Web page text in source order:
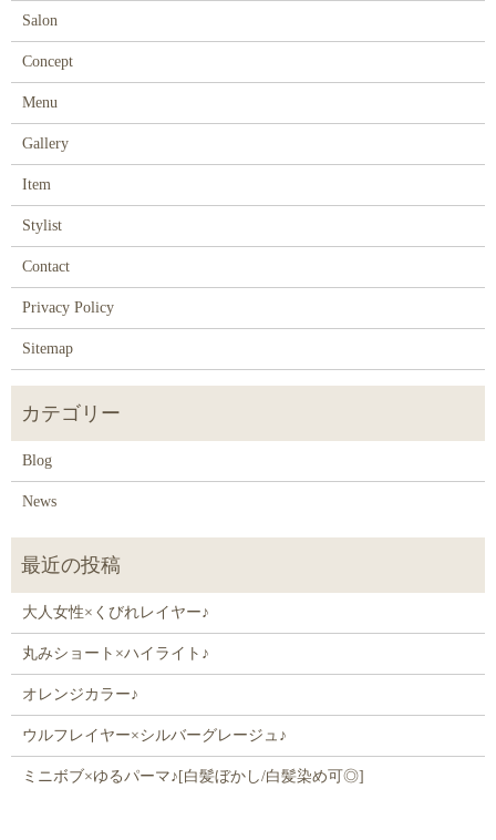
Salon
Concept
Menu
Gallery
Item
Stylist
Contact
Privacy Policy
Sitemap
Blog
News
大人女性×くびれレイヤー♪
丸みショート×ハイライト♪
オレンジカラー♪
ウルフレイヤー×シルバーグレージュ♪
ミニボブ×ゆるパーマ♪[白髪ぼかし/白髪染め可◎]